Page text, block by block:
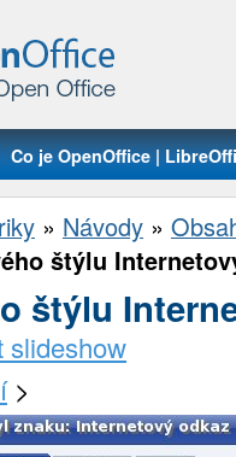
Co je OpenOffice |
» Návody »
štýlu
štýlu
slideshow
>